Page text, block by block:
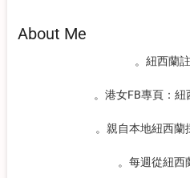
About Me
。紐西蘭
。港女FB專頁：
。親自本地紐西蘭
。每週從紐西